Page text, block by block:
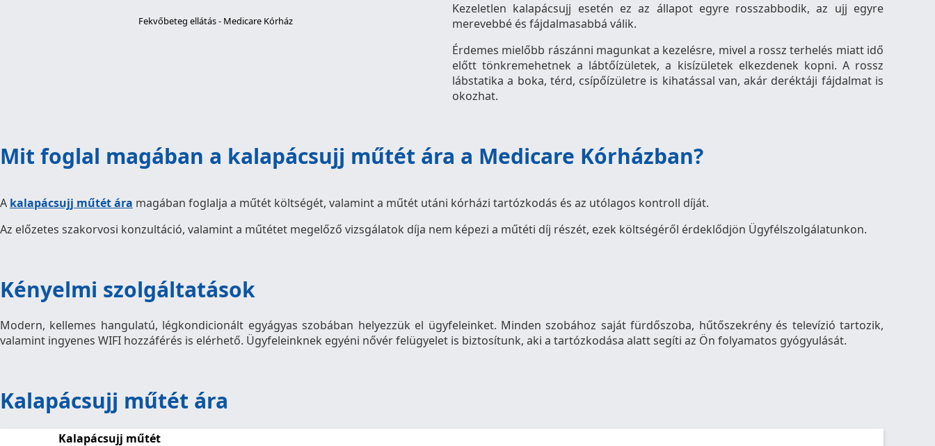
Fekvőbeteg ellátás - Medicare Kórház
Kezeletlen kalapácsujj esetén ez az állapot egyre rosszabbodik, az ujj egyre
merevebbé és fájdalmasabbá válik.
Érdemes mielőbb rászánni magunkat a kezelésre, mivel a rossz terhelés miatt idő
előtt tönkremehetnek a lábtőízületek, a kisízületek elkezdenek kopni. A rossz
lábstatika a boka, térd, csípőízületre is kihatással van, akár deréktáji fájdalmat is
okozhat.
Mit foglal magában a kalapácsujj műtét ára a Medicare Kórházban?
A kalapácsujj műtét ára magában foglalja a műtét költségét, valamint a műtét utáni kórházi tartózkodás és az utólagos kontroll díját.
Az előzetes szakorvosi konzultáció, valamint a műtétet megelőző vizsgálatok díja nem képezi a műtéti díj részét, ezek költségéről érdeklődjön Ügyfélszolgálatunkon.
Kényelmi szolgáltatások
Modern, kellemes hangulatú, légkondicionált egyágyas szobában helyezzük el ügyfeleinket. Minden szobához saját fürdőszoba, hűtőszekrény és televízió tartozik,
valamint ingyenes WIFI hozzáférés is elérhető. Ügyfeleinknek egyéni nővér felügyelet is biztosítunk, aki a tartózkodása alatt segíti az Ön folyamatos gyógyulását.
Kalapácsujj műtét ára
Kalapácsujj műtét